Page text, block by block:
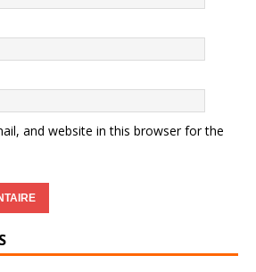
and website in this browser for the